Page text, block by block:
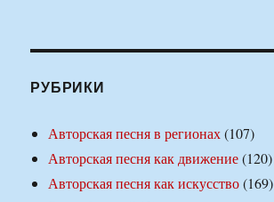
РУБРИКИ
Авторская песня в регионах(107)
Авторская песня как движение(120)
Авторская песня как искусство(169)